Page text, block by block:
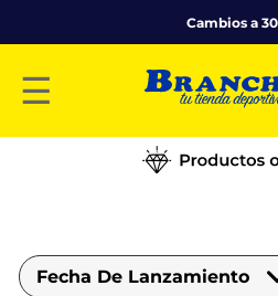
Cambios a
☰
Fecha De Lanzamiento